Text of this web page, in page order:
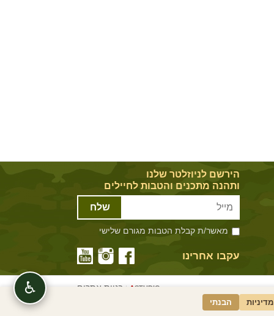
הירשם לניוזלטר שלנו
ותהנה מתכנים והטבות לחיילים
שלח
מאשר/ת קבלת הטבות מגורם שלישי
עקבו אחרינו
ASTUDIO
| בניית אתרים
מדיניות הבנתי
♿